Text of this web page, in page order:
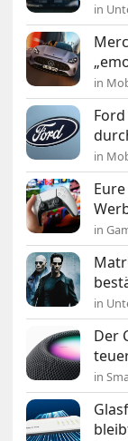
in
in
in
in
in
Der
in